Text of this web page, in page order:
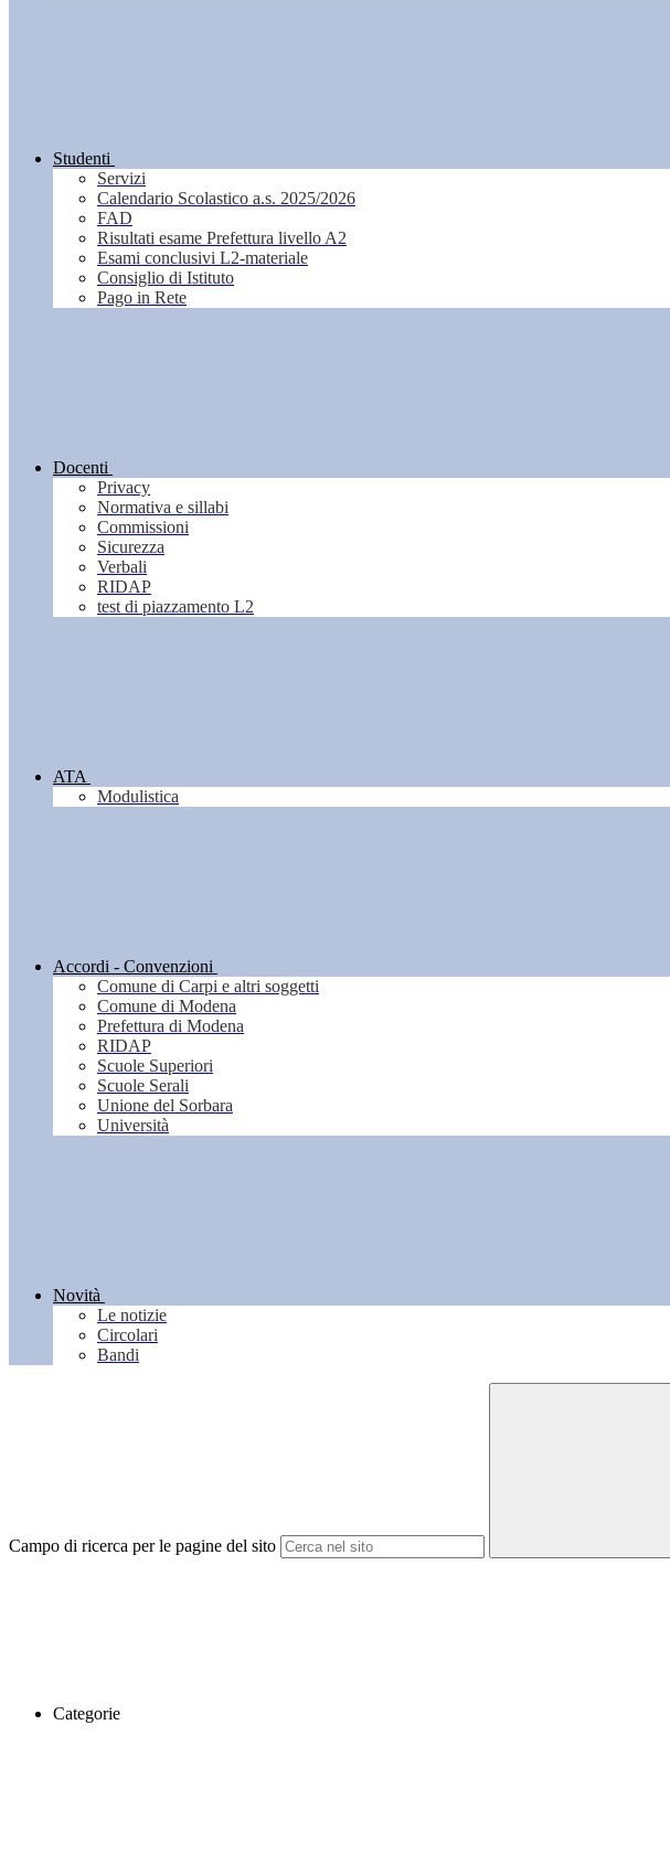
Studenti
Servizi
Calendario Scolastico a.s. 2025/2026
FAD
Risultati esame Prefettura livello A2
Esami conclusivi L2-materiale
Consiglio di Istituto
Pago in Rete
Docenti
Privacy
Normativa e sillabi
Commissioni
Sicurezza
Verbali
RIDAP
test di piazzamento L2
ATA
Modulistica
Accordi - Convenzioni
Comune di Carpi e altri soggetti
Comune di Modena
Prefettura di Modena
RIDAP
Scuole Superiori
Scuole Serali
Unione del Sorbara
Università
Novità
Le notizie
Circolari
Bandi
Campo di ricerca per le pagine del sito
Categorie